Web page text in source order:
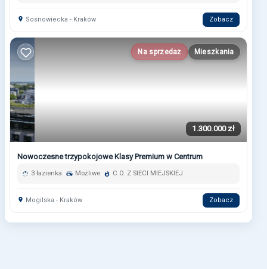
Sosnowiecka - Kraków Zobacz
Na sprzedaż Mieszkania
1.300.000 zł
Nowoczesne trzypokojowe Klasy Premium w Centrum
3 łazienka Możliwe C.O. Z SIECI MIEJSKIEJ
Mogilska - Kraków Zobacz